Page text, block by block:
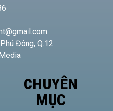
Đông, Q.12
CHUYÊN
MỤC